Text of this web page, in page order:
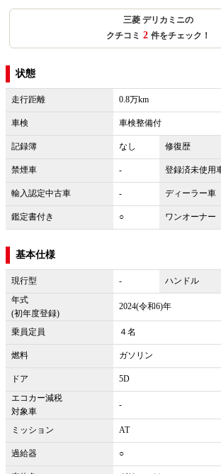
三菱 デリカミニの
クチコミ 2 件をチェック！
状態
走行距離 0.8万km
車検 車検整備付
記録簿 なし 修復歴
禁煙車 - 登録済未使用
輸入認定中古車 - ディーラー車
鑑定書付き ○ ワンオーナー
基本仕様
現行型 - ハンドル
年式
(初年度登録)
2024(令和6)年
乗員定員 ４名
燃料 ガソリン
ドア
5D
エコカー減税
対象車
-
ミッション AT
過給器 ○